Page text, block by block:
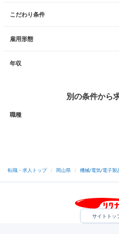
こだわり条件
雇用形態
年収
別の条件から
職種
転職・求人トップ / 岡山県 / 機械/電気/電子製
サイトトッ